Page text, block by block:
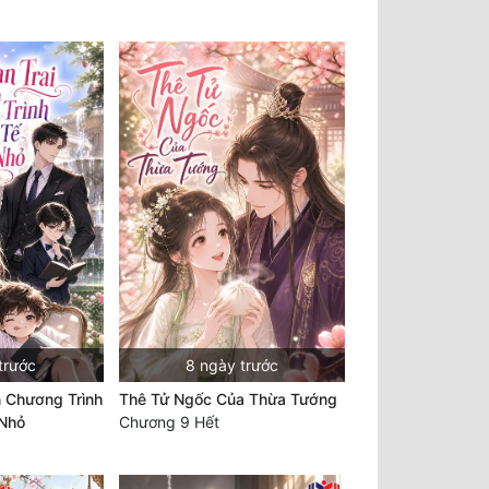
Chương Trình
8 ngày trước
Thê Tử Ngốc Của Thừa Tướng
Chương 9 Hết